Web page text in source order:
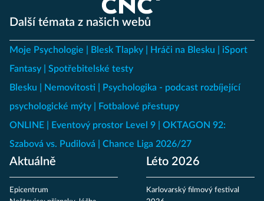
Další témata z našich webů
Moje Psychologie Blesk Tlapky Hráči na Blesku
iSport
Fantasy
Spotřebitelské testy
Blesku
Nemovitosti
Psychologika - podcast rozbíjející
psychologické mýty
Fotbalové přestupy
ONLINE
Eventový prostor Level 9
OKTAGON 92:
Szabová vs. Pudilová
Chance Liga 2026/27
Aktuálně
Epicentrum
Léto 2026
Karlovarský filmový festival